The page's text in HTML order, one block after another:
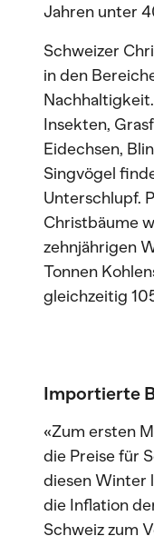
Jahren unter
Schweizer
in den
Insekten,
Eidechsen,
Singvögel
Unterschlupf.
Christbäume
zehnjährigen
Tonnen
gleichzeitig
Importierte
«Zum ersten
die Preise für
diesen Winter
die Inflation
Schweiz zum